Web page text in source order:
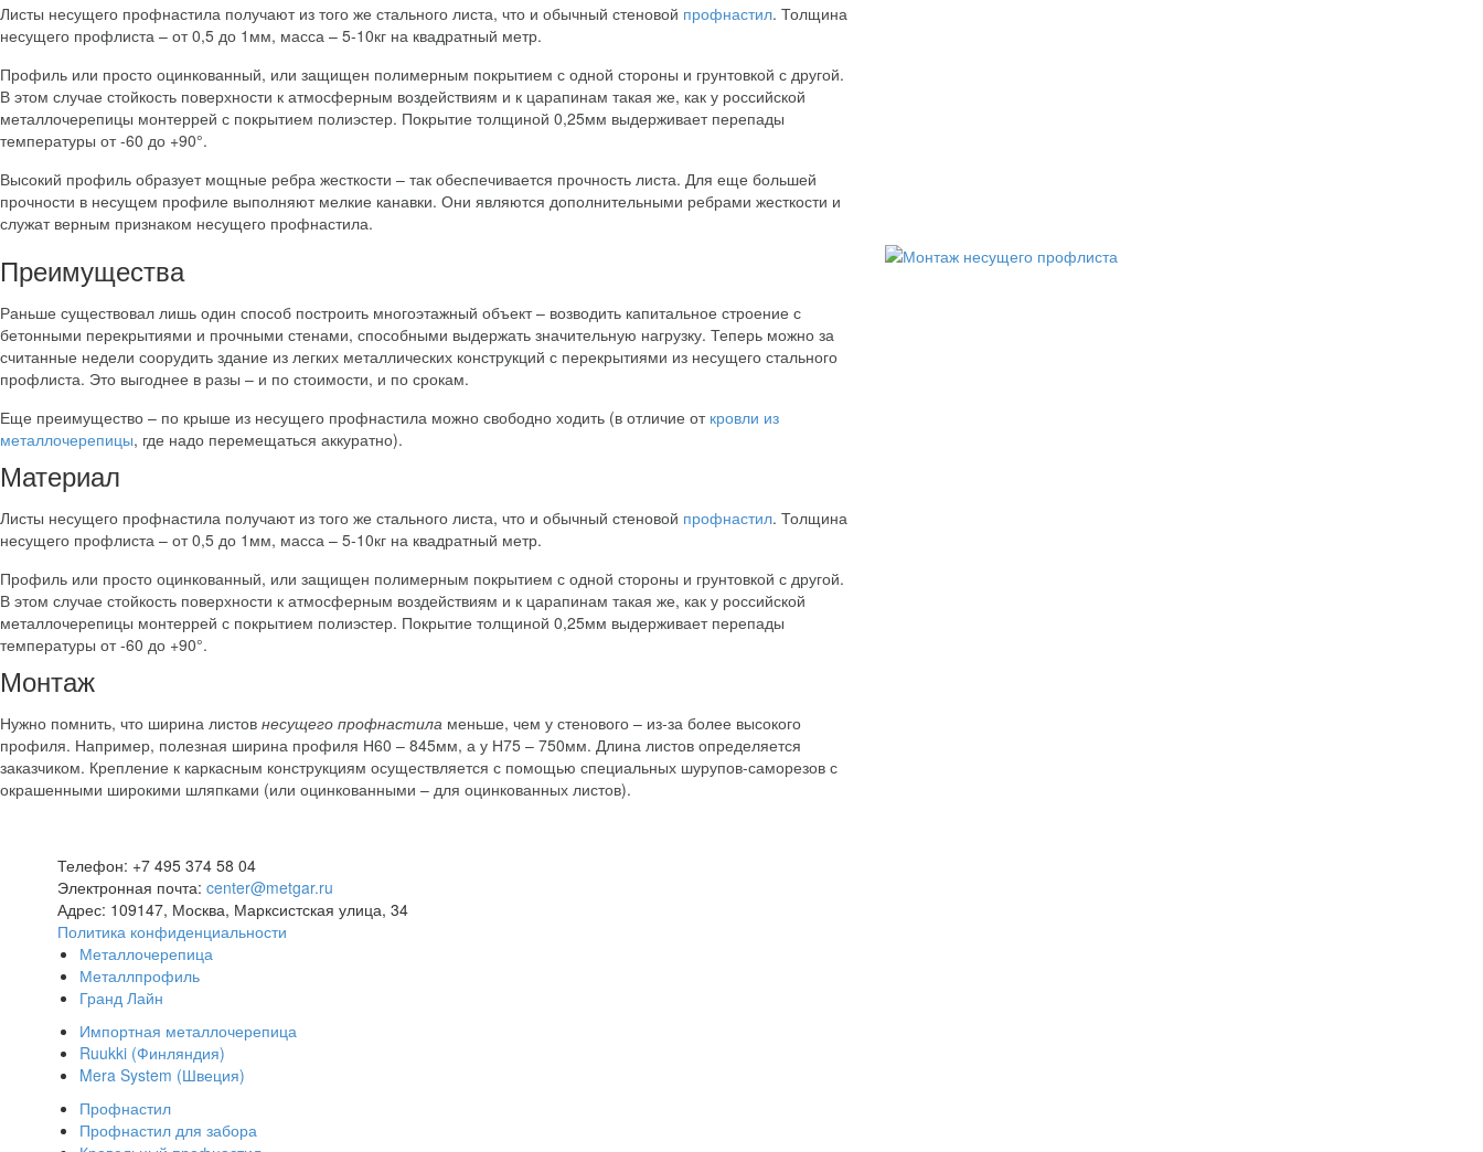
Листы несущего профнастила получают из того же стального листа, что и обычный стеновой профнастил. Толщина
несущего профлиста – от 0,5 до 1мм, масса – 5-10кг на квадратный метр.
Профиль или просто оцинкованный, или защищен полимерным покрытием с одной стороны и грунтовкой с другой.
В этом случае стойкость поверхности к атмосферным воздействиям и к царапинам такая же, как у российской
металлочерепицы монтеррей с покрытием полиэстер. Покрытие толщиной 0,25мм выдерживает перепады
температуры от -60 до +90°.
Высокий профиль образует мощные ребра жесткости – так обеспечивается прочность листа. Для еще большей
прочности в несущем профиле выполняют мелкие канавки. Они являются дополнительными ребрами жесткости и
служат верным признаком несущего профнастила.
Преимущества
Раньше существовал лишь один способ построить многоэтажный объект – возводить капитальное строение с
бетонными перекрытиями и прочными стенами, способными выдержать значительную нагрузку. Теперь можно за
считанные недели соорудить здание из легких металлических конструкций с перекрытиями из несущего стального
профлиста. Это выгоднее в разы – и по стоимости, и по срокам.
Еще преимущество – по крыше из несущего профнастила можно свободно ходить (в отличие от кровли из
металлочерепицы, где надо перемещаться аккуратно).
Материал
Листы несущего профнастила получают из того же стального листа, что и обычный стеновой профнастил. Толщина
несущего профлиста – от 0,5 до 1мм, масса – 5-10кг на квадратный метр.
Профиль или просто оцинкованный, или защищен полимерным покрытием с одной стороны и грунтовкой с другой.
В этом случае стойкость поверхности к атмосферным воздействиям и к царапинам такая же, как у российской
металлочерепицы монтеррей с покрытием полиэстер. Покрытие толщиной 0,25мм выдерживает перепады
температуры от -60 до +90°.
Монтаж
Нужно помнить, что ширина листов несущего профнастила меньше, чем у стенового – из-за более высокого
профиля. Например, полезная ширина профиля Н60 – 845мм, а у Н75 – 750мм. Длина листов определяется
заказчиком. Крепление к каркасным конструкциям осуществляется с помощью специальных шурупов-саморезов с
окрашенными широкими шляпками (или оцинкованными – для оцинкованных листов).
Телефон: +7 495 374 58 04
Электронная почта: center@metgar.ru
Адрес: 109147, Москва, Марксистская улица, 34
Политика конфиденциальности
Металлочерепица
Металлпрофиль
Гранд Лайн
Импортная металлочерепица
Ruukki (Финляндия)
Mera System (Швеция)
Профнастил
Профнастил для забора